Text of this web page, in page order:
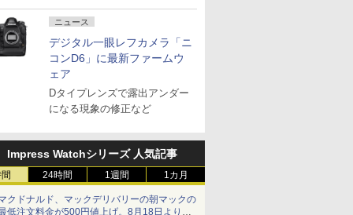
ニュース
デジタル一眼レフカメラ「ニ
コンD6」に最新ファームウ
ェア
Dタイプレンズで露出アンダー
になる現象の修正など
Impress Watchシリーズ 人気記事
24時間 1週間 1カ月
クドナルド、マックデリバリーの朝マックの
低注文料金が500円値上げ。8月18日より